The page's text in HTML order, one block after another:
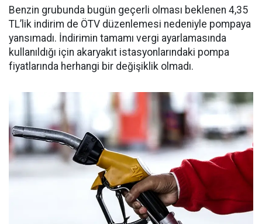
Benzin grubunda bugün geçerli olması beklenen 4,35
TL’lik indirim de ÖTV düzenlemesi nedeniyle pompaya
yansımadı. İndirimin tamamı vergi ayarlamasında
kullanıldığı için akaryakıt istasyonlarındaki pompa
fiyatlarında herhangi bir değişiklik olmadı.